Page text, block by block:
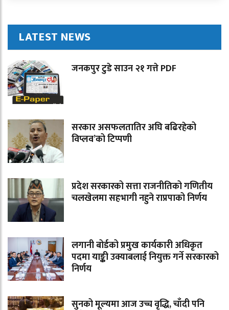
LATEST NEWS
जनकपुर टुडे साउन २१ गत्ते PDF
सरकार असफलतातिर अघि बढिरहेको
विप्लव’को टिप्पणी
प्रदेश सरकारको सत्ता राजनीतिको गणितीय
चलखेलमा सहभागी नहुने राप्रपाको निर्णय
लगानी बोर्डको प्रमुख कार्यकारी अधिकृत
पदमा याङ्की उक्याबलाई नियुक्त गर्ने सरकारको
निर्णय
सुनको मूल्यमा आज उच्च वृद्धि, चाँदी पनि